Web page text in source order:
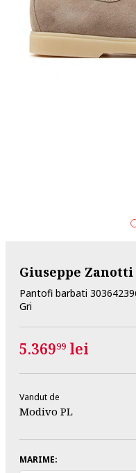
Giuseppe Zanotti
Pantofi barbati
Gri
5.36999 lei
Vandut de
Modivo PL
MARIME: